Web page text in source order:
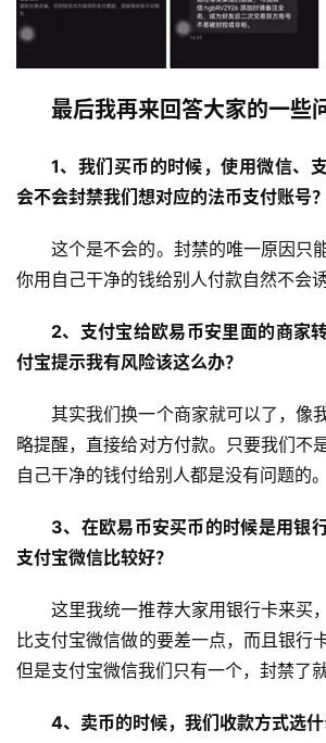
最后我再来回答大家的一些
1、我们买币的时候，使用微信、
会不会封禁我们想对应的法币支付账号？
这个是不会的。封禁的唯一原因只
你用自己干净的钱给别人付款自然不会
2、支付宝给欧易币安里面的商家
付宝提示我有风险该这么办？
其实我们换一个商家就可以了，像
略提醒，直接给对方付款。只要我们不
自己干净的钱付给别人都是没有问题的。
3、在欧易币安买币的时候是用银
支付宝微信比较好？
这里我统一推荐大家用银行卡来买
比支付宝微信做的要差一点，而且银行
但是支付宝微信我们只有一个，封禁了就
4、卖币的时候，我们收款方式选什